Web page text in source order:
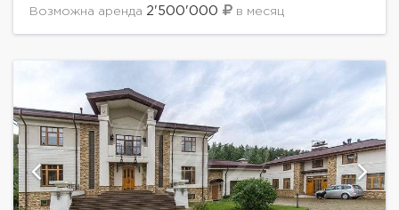
летней ротондой....
Возможна аренда 2'500'000 в месяц